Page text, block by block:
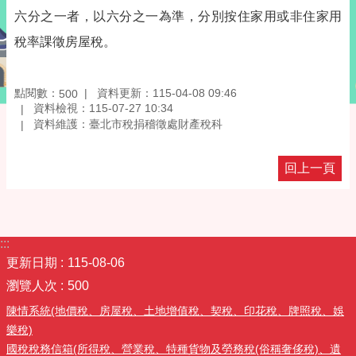
六分之一者，以六分之一為準，分別按住家用或非住家用
稅率課徵房屋稅。
點閱數： 500
資料更新：115-04-08 09:46
資料檢視：115-07-27 10:34
資料維護：臺北市稅捐稽徵處財產稅科
回上一頁
:::
更新日期
115-08-06
瀏覽人次
500
陳情系統(地價稅、房屋稅、土地增值稅、契稅、印花稅、牌照稅、娛
樂稅)
國稅稅務信箱(所得稅、營業稅、特種貨物及勞務稅(俗稱奢侈稅)、遺